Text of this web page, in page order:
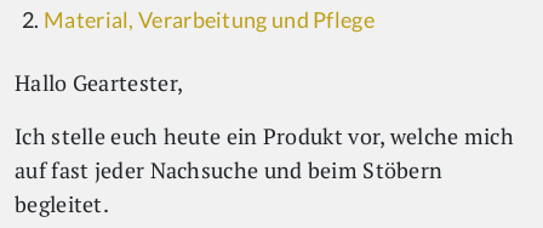
Material, Verarbeitung und Pflege
Hallo Geartester,
Ich stelle euch heute ein Produkt vor, welche mich
auf fast jeder Nachsuche und beim Stöbern
begleitet.